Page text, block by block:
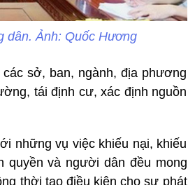
dân. Ảnh: Quốc Hương
sở, ban, ngành, địa phương
tái định cư, xác định nguồn
những vụ việc khiếu nại, khiếu
quyền và người dân đều mong
thời tạo điều kiện cho sự phát